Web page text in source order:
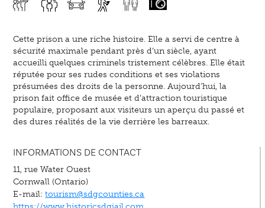
Cette prison a une riche histoire. Elle a servi de centre à
sécurité maximale pendant près d’un siècle, ayant
accueilli quelques criminels tristement célèbres. Elle était
réputée pour ses rudes conditions et ses violations
présumées des droits de la personne. Aujourd’hui, la
prison fait office de musée et d’attraction touristique
populaire, proposant aux visiteurs un aperçu du passé et
des dures réalités de la vie derrière les barreaux.
INFORMATIONS DE CONTACT
11, rue Water Ouest
Cornwall (Ontario)
E-mail:tourism@sdgcounties.ca